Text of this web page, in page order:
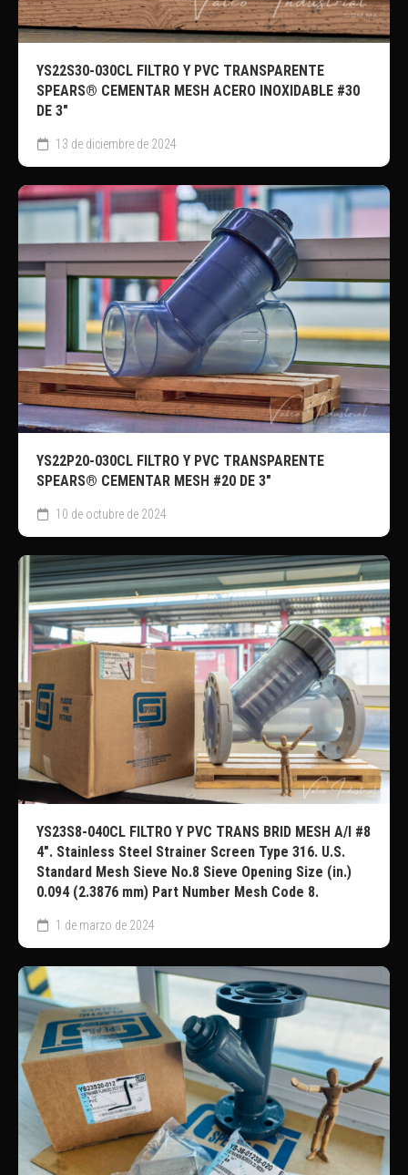
YS22S30-030CL FILTRO Y PVC TRANSPARENTE
SPEARS® CEMENTAR MESH ACERO INOXIDABLE #30
DE 3″
13 de diciembre de 2024
YS22P20-030CL FILTRO Y PVC TRANSPARENTE
SPEARS® CEMENTAR MESH #20 DE 3″
10 de octubre de 2024
YS23S8-040CL FILTRO Y PVC TRANS BRID MESH A/I #8
4″. Stainless Steel Strainer Screen Type 316. U.S.
Standard Mesh Sieve No.8 Sieve Opening Size (in.)
0.094 (2.3876 mm) Part Number Mesh Code 8.
1 de marzo de 2024